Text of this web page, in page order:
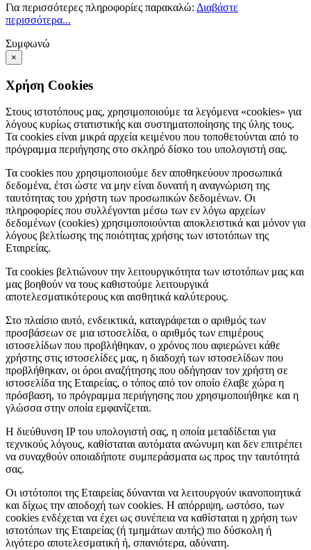
Για περισσότερες πληροφορίες παρακαλώ: Διαβάστε
περισσότερα...
Συμφωνώ
×
Χρήση Cookies
Στους ιστοτόπους μας, χρησιμοποιούμε τα λεγόμενα «cookies» για
λόγους κυρίως στατιστικής και συστηματοποίησης της ύλης τους.
Τα cookies είναι μικρά αρχεία κειμένου που τοποθετούνται από το
πρόγραμμα περιήγησης στο σκληρό δίσκο του υπολογιστή σας.
Τα cookies που χρησιμοποιούμε δεν αποθηκεύουν προσωπικά
δεδομένα, έτσι ώστε να μην είναι δυνατή η αναγνώριση της
ταυτότητας του χρήστη των προσωπικών δεδομένων. Οι
πληροφορίες που συλλέγονται μέσω των εν λόγω αρχείων
δεδομένων (cookies) χρησιμοποιούνται αποκλειστικά και μόνον για
λόγους βελτίωσης της ποιότητας χρήσης των ιστοτόπων της
Εταιρείας.
Τα cookies βελτιώνουν την λειτουργικότητα των ιστοτόπων μας και
μας βοηθούν να τους καθιστούμε λειτουργικά
αποτελεσματικότερους και αισθητικά καλύτερους.
Στο πλαίσιο αυτό, ενδεικτικά, καταγράφεται ο αριθμός των
προσβάσεων σε μια ιστοσελίδα, ο αριθμός των επιμέρους
ιστοσελίδων που προβλήθηκαν, ο χρόνος που αφιερώνει κάθε
χρήστης στις ιστοσελίδες μας, η διαδοχή των ιστοσελίδων που
προβλήθηκαν, οι όροι αναζήτησης που οδήγησαν τον χρήστη σε
ιστοσελίδα της Εταιρείας, ο τόπος από τον οποίο έλαβε χώρα η
πρόσβαση, το πρόγραμμα περιήγησης που χρησιμοποιήθηκε και η
γλώσσα στην οποία εμφανίζεται.
Η διεύθυνση IP του υπολογιστή σας, η οποία μεταδίδεται για
τεχνικούς λόγους, καθίσταται αυτόματα ανώνυμη και δεν επιτρέπει
να συναχθούν οποιαδήποτε συμπεράσματα ως προς την ταυτότητά
σας.
Οι ιστότοποι της Εταιρείας δύνανται να λειτουργούν ικανοποιητικά
και δίχως την αποδοχή των cookies. Η απόρριψη, ωστόσο, των
cookies ενδέχεται να έχει ως συνέπεια να καθίσταται η χρήση των
ιστοτόπων της Εταιρείας (ή τμημάτων αυτής) πιο δύσκολη ή
λιγότερο αποτελεσματική ή, σπανιότερα, αδύνατη.